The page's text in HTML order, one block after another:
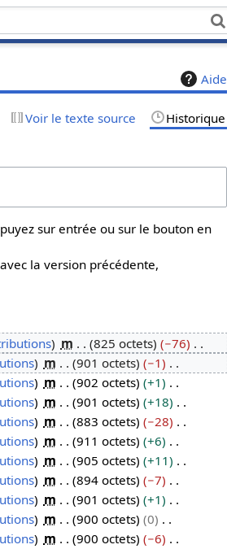
Aide
Voir le texte source Historique
sur entrée ou sur le bouton en
la version précédente,
m 825 octets
−76
m 901 octets
−1
m 902 octets
+1
m 901 octets
+18
m 883 octets
−28
m 911 octets
+6
m 905 octets
+11
m 894 octets
−7
m 901 octets
+1
m 900 octets
0
m 900 octets
−6